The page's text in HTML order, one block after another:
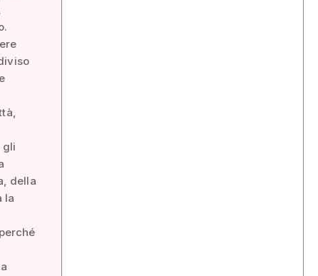
gli
della
la